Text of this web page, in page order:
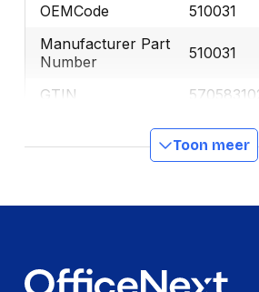
OEMCode
510031
Manufacturer Part
Number
510031
GTIN
Productformaat
Gewicht
194 g
Toon meer